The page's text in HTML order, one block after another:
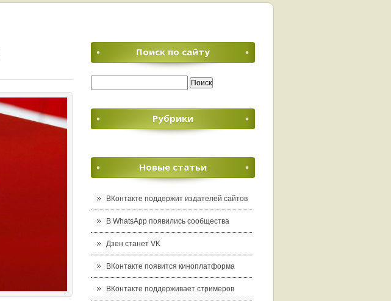
Поиск по сайту
Рубрики
Новые статьи
ВКонтакте поддержит издателей сайтов
В WhatsApp появились сообщества
Дзен станет VK
ВКонтакте появится киноплатформа
ВКонтакте поддерживает стримеров